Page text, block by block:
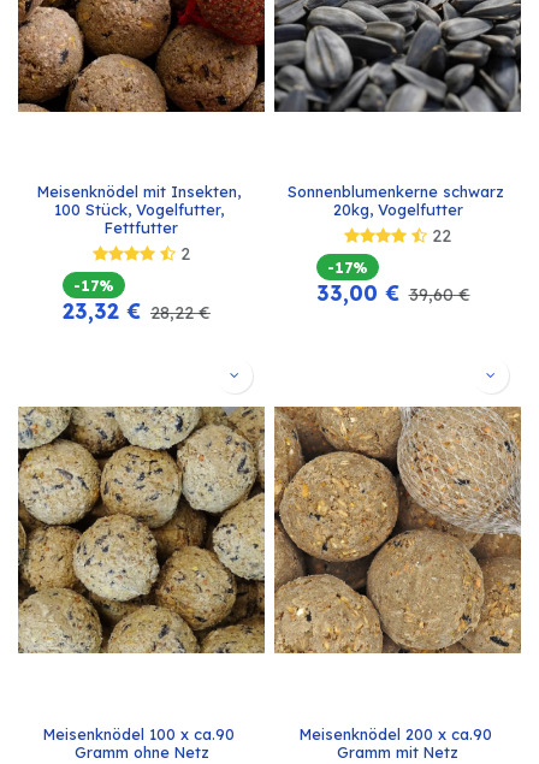
Meisenknödel mit Insekten,
100 Stück, Vogelfutter,
Fettfutter
2
-17%
23,32 € 28,22€
Sonnenblumenkerne schwarz
20kg, Vogelfutter
22
-17%
33,00 € 39,60€
Meisenknödel 100 x ca.90
Gramm ohne Netz
Meisenknödel 200 x ca.90
Gramm mit Netz